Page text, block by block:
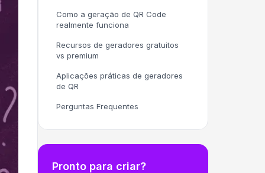
Como a geração de QR Code
realmente funciona
Recursos de geradores gratuitos
vs premium
Aplicações práticas de geradores
de QR
Perguntas Frequentes
Pronto para criar?